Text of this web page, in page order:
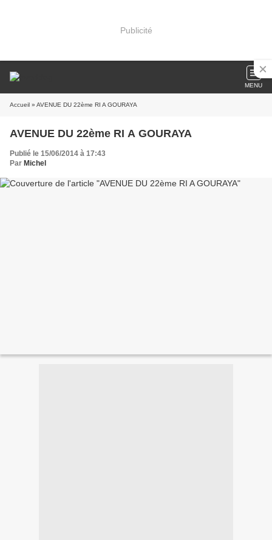
Publicité
MENU
Accueil » AVENUE DU 22ème RI A GOURAYA
AVENUE DU 22ème RI A GOURAYA
Publié le 15/06/2014 à 17:43
Par Michel